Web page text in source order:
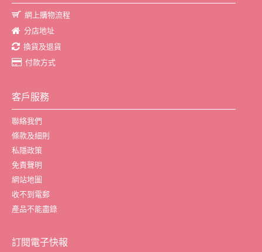
網上購物流程
分店地址
換貨及退貨
付款方式
客戶服務
聯絡我們
條款及細則
私隱政策
免責聲明
網站地圖
收不到電郵
產品不能盡錄
訂閱電子快報